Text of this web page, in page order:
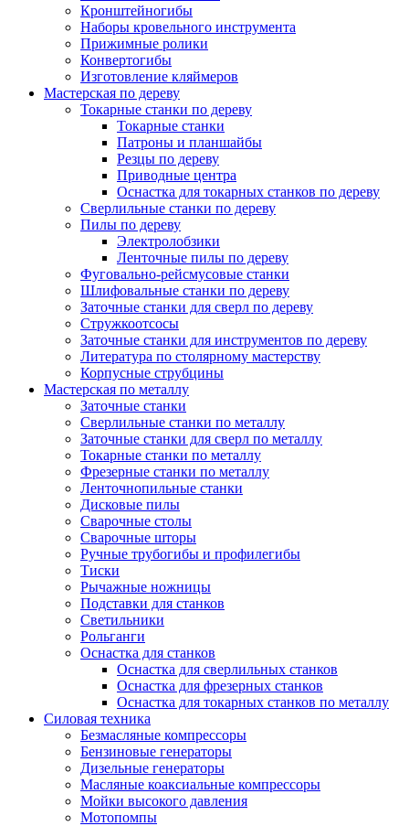
Кронштейногибы
Наборы кровельного инструмента
Прижимные ролики
Конвертогибы
Изготовление кляймеров
Мастерская по дереву
Токарные станки по дереву
Токарные станки
Патроны и планшайбы
Резцы по дереву
Приводные центра
Оснастка для токарных станков по дереву
Сверлильные станки по дереву
Пилы по дереву
Электролобзики
Ленточные пилы по дереву
Фуговально-рейсмусовые станки
Шлифовальные станки по дереву
Заточные станки для сверл по дереву
Стружкоотсосы
Заточные станки для инструментов по дереву
Литература по столярному мастерству
Корпусные струбцины
Мастерская по металлу
Заточные станки
Сверлильные станки по металлу
Заточные станки для сверл по металлу
Токарные станки по металлу
Фрезерные станки по металлу
Ленточнопильные станки
Дисковые пилы
Сварочные столы
Сварочные шторы
Ручные трубогибы и профилегибы
Тиски
Рычажные ножницы
Подставки для станков
Светильники
Рольганги
Оснастка для станков
Оснастка для сверлильных станков
Оснастка для фрезерных станков
Оснастка для токарных станков по металлу
Силовая техника
Безмасляные компрессоры
Бензиновые генераторы
Дизельные генераторы
Масляные коаксиальные компрессоры
Мойки высокого давления
Мотопомпы